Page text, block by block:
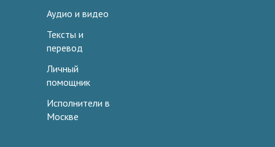
Аудио и видео
Тексты и
перевод
Личный
помощник
Исполнители в
Москве